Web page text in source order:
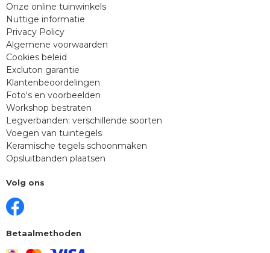
Onze online tuinwinkels
Nuttige informatie
Privacy Policy
Algemene voorwaarden
Cookies beleid
Excluton garantie
Klantenbeoordelingen
Foto's en voorbeelden
Workshop bestraten
Legverbanden: verschillende soorten
Voegen van tuintegels
Keramische tegels schoonmaken
Opsluitbanden plaatsen
Volg ons
Betaalmethoden